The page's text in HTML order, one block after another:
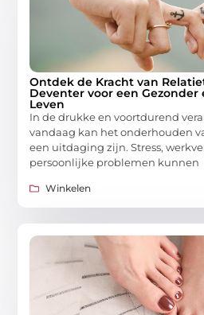
Ontdek de Kracht van
Deventer voor een Gezonder
Leven
In de drukke en voortdurend
vandaag kan het onderhouden
een uitdaging zijn. Stress,
persoonlijke problemen kunnen
Winkelen